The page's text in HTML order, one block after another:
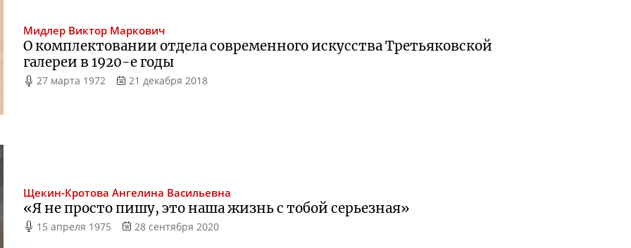
Мидлер Виктор Маркович
О комплектовании отдела современного искусства Третьяковской
галереи в1920-егоды
27 марта 1972 21 декабря 2018
Щекин-Кротова Ангелина Васильевна
«Я не просто пишу, это наша жизнь с тобой серьезная»
15 апреля 1975 28 сентября 2020